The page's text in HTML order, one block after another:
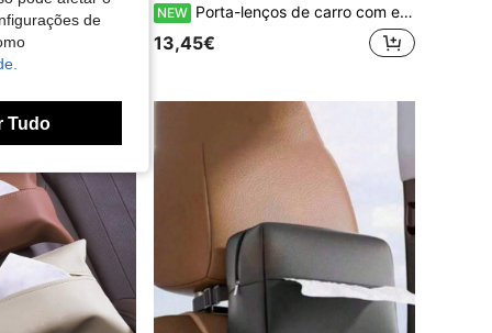
NEW Porta-lenços de carro com estampa de gatinho fofo, capa de pelúcia para porta-lenços, ideal para carro, casa, banheiro, mesa de cabeceira, mesa de escritório, acessório prático para carro.
13,45€
de
Tudo